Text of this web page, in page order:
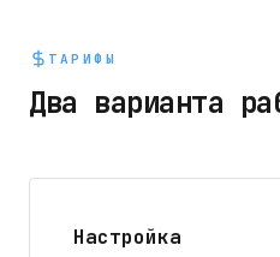
ТАРИФЫ
Два варианта
Настройка